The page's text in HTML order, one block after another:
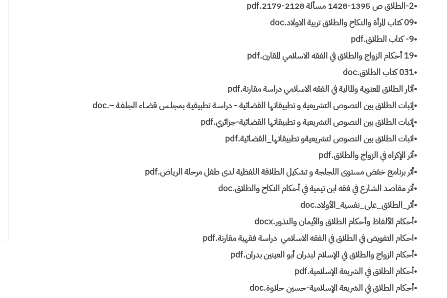
•2-الطلاق ص 1395-1428 مسألة 2128-2179.pdf
•09 كتاب المرأة والنكاح والطلاق تربية الاولاد.doc
•9- كتاب الطلاق.pdf
•19 أحكام الزواج والطلاق في الفقه الاسلامي المقارن.pdf
•031 كتاب الطلاق.doc
•آثار الطلاق المعنوية والمالية في الفقه الاسلامي دراسة مقارنة.pdf
•إثبات الطلاق بين النصوص التشريعية و تطبيقاتها القضائية - دراسـة تطبيقيـة بمجلـس قضـاء الجلفـة –.doc
•إثبات الطلاق بين النصوص التشريعية و تطبيقاتها القضائية-جزائري.pdf
•اثبات الطلاق بين النصوص لتشريعيةو تطبيقاتها_القضائية.pdf
•أثر الإكراه في الزواج والطلاق.pdf
•أثر برنامج خفض مستوى اللجلجة و تشكيل الطلاقة اللفظية لدى طفل مرحلة الرياض.pdf
•أثر مقاصد الشارع في فقه ابن تيمية في أحكام النكاح والطلاق.doc
•أثر_الطلاق_على_نفسية_الأولاد.doc
•أحكام الألفاظ وأحكام الطلاق والأيمان والنذور.docx
•احكام التفويض في الطلاق في الفقه الاسلامي دراسة فقهية مقارنة.pdf
•أحكام الزواج والطلاق في الإسلام لبدران أبو العينين بدران.pdf
•أحكام الطلاق في الشريعة الإسلامية.pdf
•أحكام الطلاق في الشريعة الإسلامية-حسين حلاوة.doc